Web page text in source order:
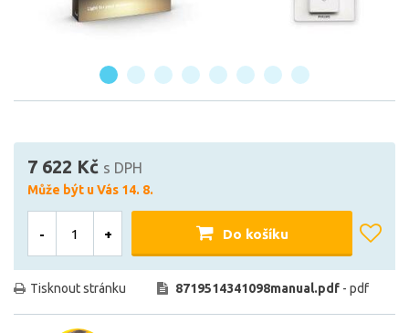
7 622 Kč s DPH
Může být u Vás 14. 8.
- + Do košíku
Tisknout stránku 8719514341098manual.pdf - pdf